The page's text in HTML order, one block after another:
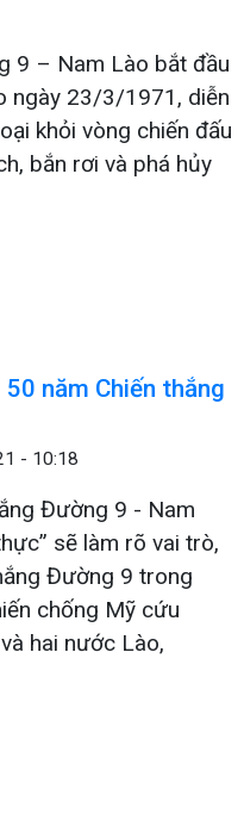
9 – Nam Lào bắt đầu
ngày 23/3/1971, diễn
khỏi vòng chiến đấu
bắn rơi và phá hủy
năm Chiến thắng
- 10:18
Đường 9 - Nam
sẽ làm rõ vai trò,
Đường 9 trong
chống Mỹ cứu
hai nước Lào,